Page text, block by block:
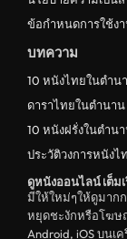
ข้อกำหนดการใช้ง
บทความ
10 หนังไทยในตำน
ดาราไทยในตำนาน
10 หนังฝรั่งในตำน
ประวัติวงการหนังไ
ดูหนังออนไลน์ เต็ม
มีให้ใหม่ๆให้ดูมาก
หยุดชะงักหรือโฆษ
Android, iOS บนเ